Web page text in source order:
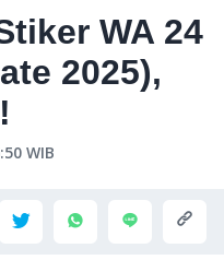
WA 24
2025),
WIB